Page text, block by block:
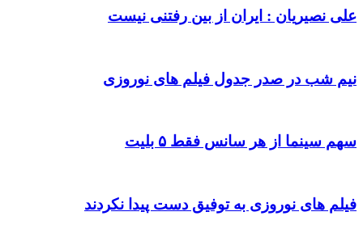
علی نصیریان : ایران از بین رفتنی نیست
نیم شب در صدر جدول فیلم های نوروزی
سهم سینما از هر سانس فقط ۵ بلیت
فیلم های نوروزی به توفیق دست پیدا نکردند